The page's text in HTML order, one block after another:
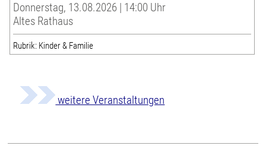
Donnerstag, 13.08.2026 | 14:00 Uhr
Altes Rathaus
Rubrik: Kinder & Familie
weitere Veranstaltungen